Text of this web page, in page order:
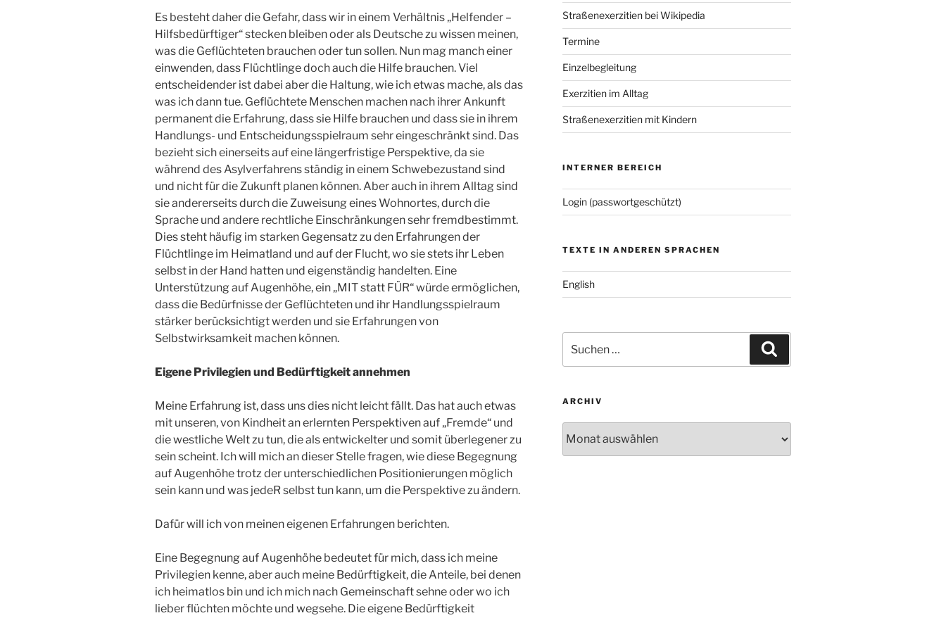
Es besteht daher die Gefahr, dass wir in einem Verhältnis „Helfender –
Hilfsbedürftiger“ stecken bleiben oder als Deutsche zu wissen meinen,
was die Geflüchteten brauchen oder tun sollen. Nun mag manch einer
einwenden, dass Flüchtlinge doch auch die Hilfe brauchen. Viel
entscheidender ist dabei aber die Haltung, wie ich etwas mache, als das
was ich dann tue. Geflüchtete Menschen machen nach ihrer Ankunft
permanent die Erfahrung, dass sie Hilfe brauchen und dass sie in ihrem
Handlungs- und Entscheidungsspielraum sehr eingeschränkt sind. Das
bezieht sich einerseits auf eine längerfristige Perspektive, da sie
während des Asylverfahrens ständig in einem Schwebezustand sind
und nicht für die Zukunft planen können. Aber auch in ihrem Alltag sind
sie andererseits durch die Zuweisung eines Wohnortes, durch die
Sprache und andere rechtliche Einschränkungen sehr fremdbestimmt.
Dies steht häufig im starken Gegensatz zu den Erfahrungen der
Flüchtlinge im Heimatland und auf der Flucht, wo sie stets ihr Leben
selbst in der Hand hatten und eigenständig handelten. Eine
Unterstützung auf Augenhöhe, ein „MIT statt FÜR“ würde ermöglichen,
dass die Bedürfnisse der Geflüchteten und ihr Handlungsspielraum
stärker berücksichtigt werden und sie Erfahrungen von
Selbstwirksamkeit machen können.
Eigene Privilegien und Bedürftigkeit annehmen
Meine Erfahrung ist, dass uns dies nicht leicht fällt. Das hat auch etwas
mit unseren, von Kindheit an erlernten Perspektiven auf „Fremde“ und
die westliche Welt zu tun, die als entwickelter und somit überlegener zu
sein scheint. Ich will mich an dieser Stelle fragen, wie diese Begegnung
auf Augenhöhe trotz der unterschiedlichen Positionierungen möglich
sein kann und was jedeR selbst tun kann, um die Perspektive zu ändern.
Dafür will ich von meinen eigenen Erfahrungen berichten.
Eine Begegnung auf Augenhöhe bedeutet für mich, dass ich meine
Privilegien kenne, aber auch meine Bedürftigkeit, die Anteile, bei denen
ich heimatlos bin und ich mich nach Gemeinschaft sehne oder wo ich
lieber flüchten möchte und wegsehe. Die eigene Bedürftigkeit
Straßenexerzitien bei Wikipedia
Termine
Einzelbegleitung
Exerzitien im Alltag
Straßenexerzitien mit Kindern
INTERNER BEREICH
Login (passwortgeschützt)
TEXTE IN ANDEREN SPRACHEN
English
nach:
ARCHIV